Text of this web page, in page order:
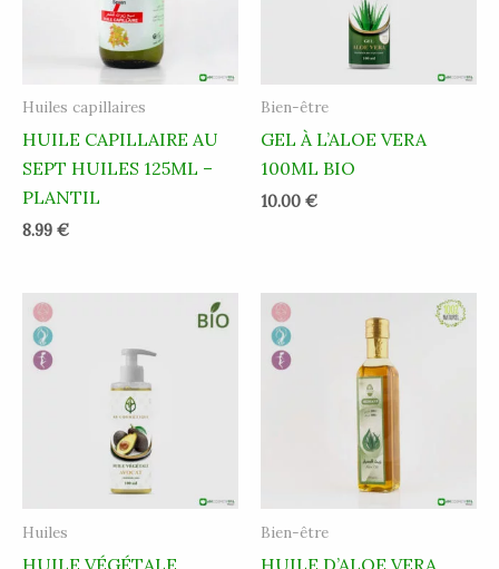
Huiles capillaires
HUILE CAPILLAIRE AU
SEPT HUILES 125ML –
PLANTIL
8.99 €
Bien-être
GEL À L’ALOE VERA
100ML BIO
10.00 €
Huiles
HUILE VÉGÉTALE
Bien-être
HUILE D’ALOE VERA